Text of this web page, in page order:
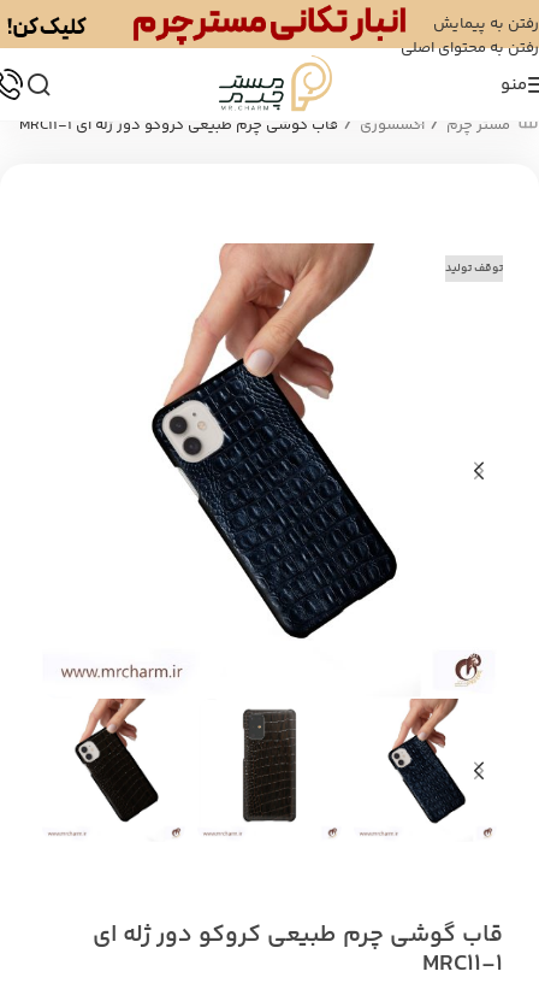
رفتن به پیمایش
رفتن به محتوای اصلی
منو
مستر چرم / اکسسوری / قاب گوشی چرم طبیعی کروکو دور ژله ای MRC11-1
توقف تولید
قاب گوشی چرم طبیعی کروکو دور ژله ای
MRC11-1